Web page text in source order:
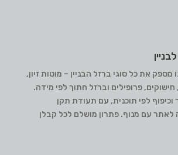
את כל סוגי ברזל הבניין – מוטות זיון,
פרופילים וברזל חתוך לפי מידה.
וכיפוף לפי תוכנית, עם תעודת תקן
לאתר עם מנוף. פתרון מושלם לכל קבלן